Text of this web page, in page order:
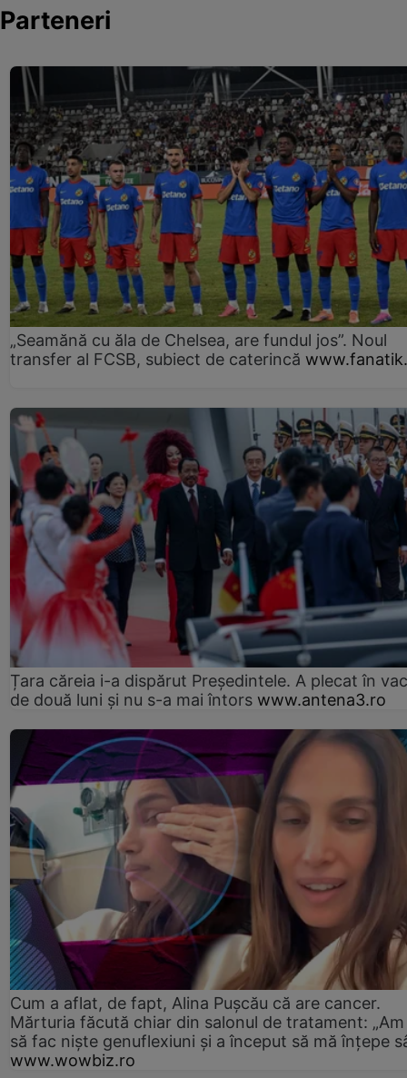
Parteneri
„Seamănă cu ăla de Chelsea, are fundul jos”. Noul
transfer al FCSB, subiect de caterincă
Țara căreia i-a dispărut Președintele. A plecat în
de două luni și nu s-a mai întors www.antena3.ro
Cum a aflat, de fapt, Alina Pușcău că are cancer.
Mărturia făcută chiar din salonul de tratament:
să fac niște genuflexiuni și a început să mă înțepe
www.wowbiz.ro